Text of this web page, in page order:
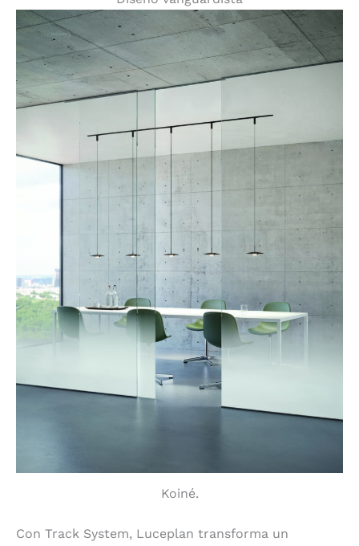
Koiné.
Con Track System, Luceplan transforma un